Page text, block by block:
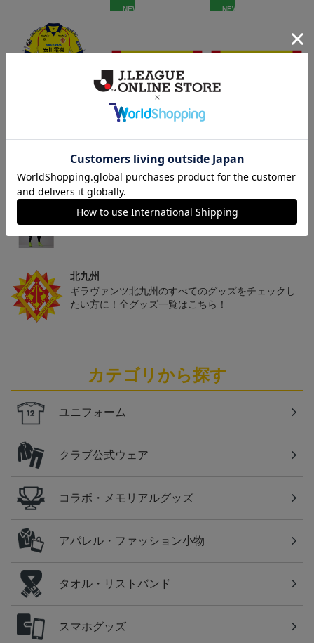
ティックユニフォームFP
NEW
ギラヴァンツ北九州 キ
NEW
トピックス
北九州
ギラヴァンツ北九州のユニフォームを着て試合を応
北九州
ギラヴァンツ北九州のすべてのグッズをチェックし
たい方に！全グッズ一覧はこちら！
カテゴリから探す
ユニフォーム
クラブ公式ウェア
コラボ・メモリアルグッズ
アパレル・ファッション小物
タオル・リストバンド
スマホグッズ